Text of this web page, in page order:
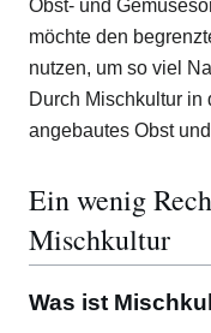
Obst- und
möchte den
nutzen, um so viel
Durch Mischkultur
angebautes Obst
Ein wenig
Mischkultur
Was ist